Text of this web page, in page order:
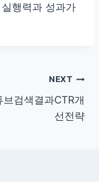
행력과 성과가
NEXT
브검색결과CTR개
선전략